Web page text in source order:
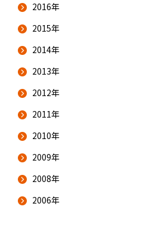
2016年
2015年
2014年
2013年
2012年
2011年
2010年
2009年
2008年
2006年